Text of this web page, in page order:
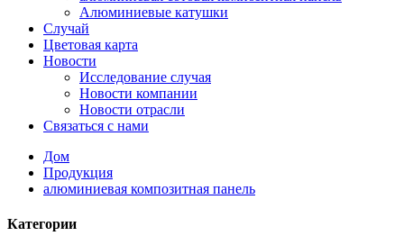
Алюминиевые катушки
Случай
Цветовая карта
Новости
Исследование случая
Новости компании
Новости отрасли
Связаться с нами
Дом
Продукция
алюминиевая композитная панель
Категории